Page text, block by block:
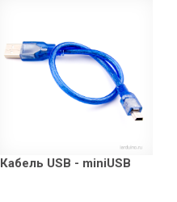
Кабель USB - miniUSB